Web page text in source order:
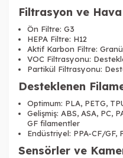
Filtrasyon ve
Ön Filtre: G3
HEPA Filtre: H12
Aktif Karbon Filtre:
VOC Filtrasyonu:
Partikül Filtrasyonu:
Desteklenen
Optimum: PLA, PETG,
Gelişmiş: ABS, ASA, PC,
GF filamentler
Endüstriyel: PPA-CF/GF,
Sensörler ve